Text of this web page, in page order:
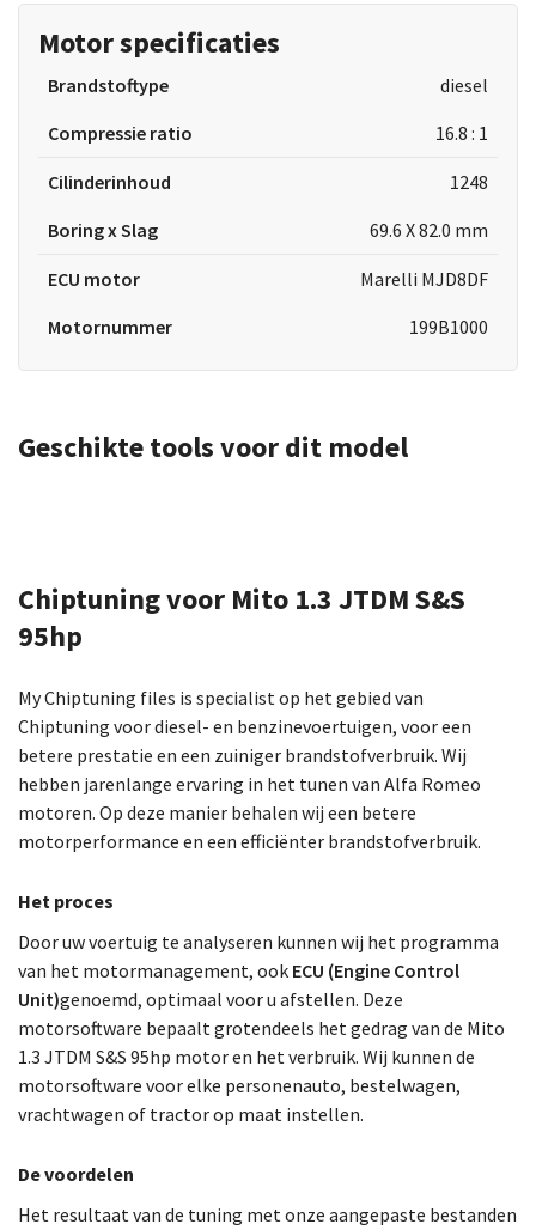
Motor specificaties
Brandstoftype
diesel
Compressie ratio
16.8 : 1
Cilinderinhoud
1248
Boring x Slag
69.6 X 82.0 mm
ECU motor
Marelli MJD8DF
Motornummer
199B1000
Geschikte tools voor dit model
Chiptuning voor Mito 1.3 JTDM S&S
95hp
My Chiptuning files is specialist op het gebied van
Chiptuning voor diesel- en benzinevoertuigen, voor een
betere prestatie en een zuiniger brandstofverbruik. Wij
hebben jarenlange ervaring in het tunen van Alfa Romeo
motoren. Op deze manier behalen wij een betere
motorperformance en een efficiënter brandstofverbruik.
Het proces
Door uw voertuig te analyseren kunnen wij het programma
van het motormanagement, ook ECU (Engine Control
Unit)genoemd, optimaal voor u afstellen. Deze
motorsoftware bepaalt grotendeels het gedrag van de Mito
1.3 JTDM S&S 95hp motor en het verbruik. Wij kunnen de
motorsoftware voor elke personenauto, bestelwagen,
vrachtwagen of tractor op maat instellen.
De voordelen
Het resultaat van de tuning met onze aangepaste bestanden